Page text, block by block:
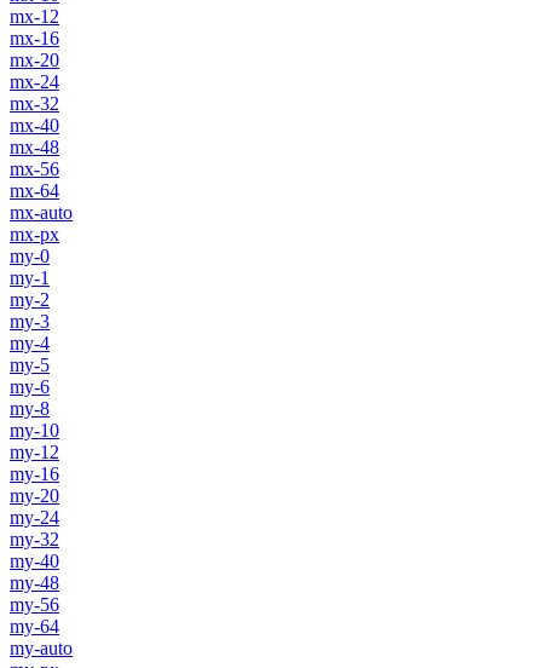
mx-12
mx-16
mx-20
mx-24
mx-32
mx-40
mx-48
mx-56
mx-64
mx-auto
mx-px
my-0
my-1
my-2
my-3
my-4
my-5
my-6
my-8
my-10
my-12
my-16
my-20
my-24
my-32
my-40
my-48
my-56
my-64
my-auto